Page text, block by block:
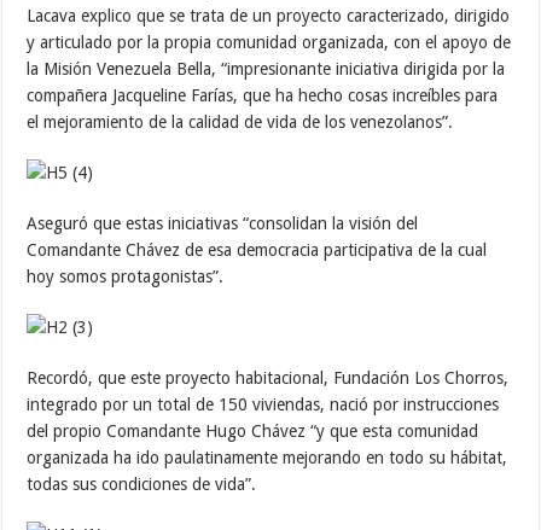
Lacava explico que se trata de un proyecto caracterizado, dirigido
y articulado por la propia comunidad organizada, con el apoyo de
la Misión Venezuela Bella, “impresionante iniciativa dirigida por la
compañera Jacqueline Farías, que ha hecho cosas increíbles para
el mejoramiento de la calidad de vida de los venezolanos”.
Aseguró que estas iniciativas “consolidan la visión del
Comandante Chávez de esa democracia participativa de la cual
hoy somos protagonistas”.
Recordó, que este proyecto habitacional, Fundación Los Chorros,
integrado por un total de 150 viviendas, nació por instrucciones
del propio Comandante Hugo Chávez “y que esta comunidad
organizada ha ido paulatinamente mejorando en todo su hábitat,
todas sus condiciones de vida”.